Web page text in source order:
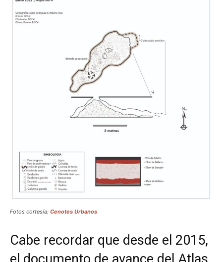
Fotos cortesía: Cenotes Urbanos
Cabe recordar que desde el 2015,